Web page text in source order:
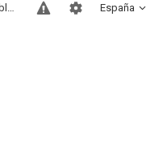
España
Sitios compatibles